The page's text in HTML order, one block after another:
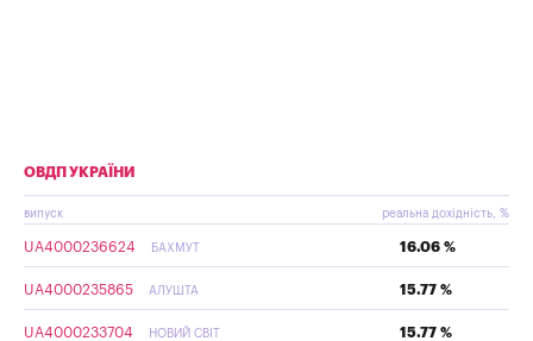
ОВДП УКРАЇНИ
випуск реальна дохідність, %
UA4000236624 БАХМУТ 16.06 %
UA4000235865 АЛУШТА 15.77 %
UA4000233704 НОВИЙ СВІТ 15.77 %